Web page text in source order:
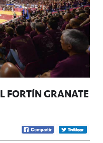
FORTÍN GRANATE